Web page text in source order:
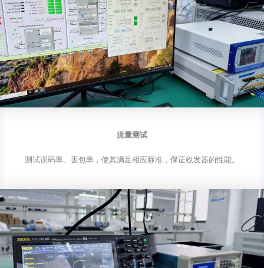
流量测试
测试误码率、丢包率，使其满足相应标准，保证收发器的性能。